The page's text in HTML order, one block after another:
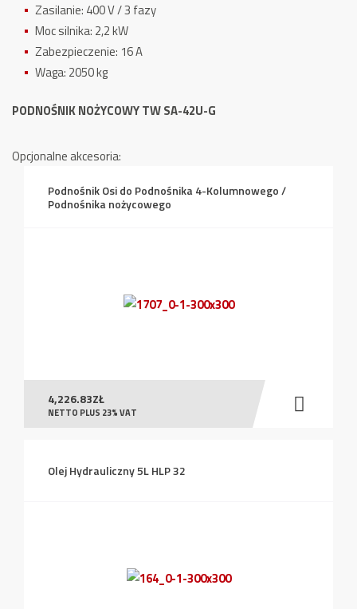
Zasilanie: 400 V / 3 fazy
Moc silnika: 2,2 kW
Zabezpieczenie: 16 A
Waga: 2050 kg
PODNOŚNIK NOŻYCOWY TW SA-42U-G
Opcjonalne akcesoria:
Podnośnik Osi do Podnośnika 4-Kolumnowego /
Podnośnika nożycowego
4,226.83ZŁ
NETTO PLUS 23% VAT
Olej Hydrauliczny 5L HLP 32